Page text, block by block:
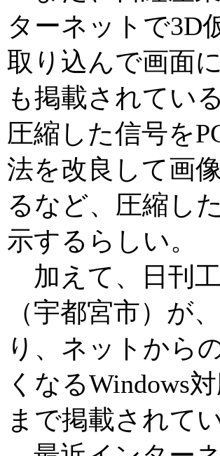
ターネットで3D
取り込んで画面
も掲載されてい
圧縮した信号を
法を改良して画
るなど、圧縮し
示するらしい。
加えて、日刊
（宇都宮市）が
り、ネットから
くなるWindows
まで掲載されてい